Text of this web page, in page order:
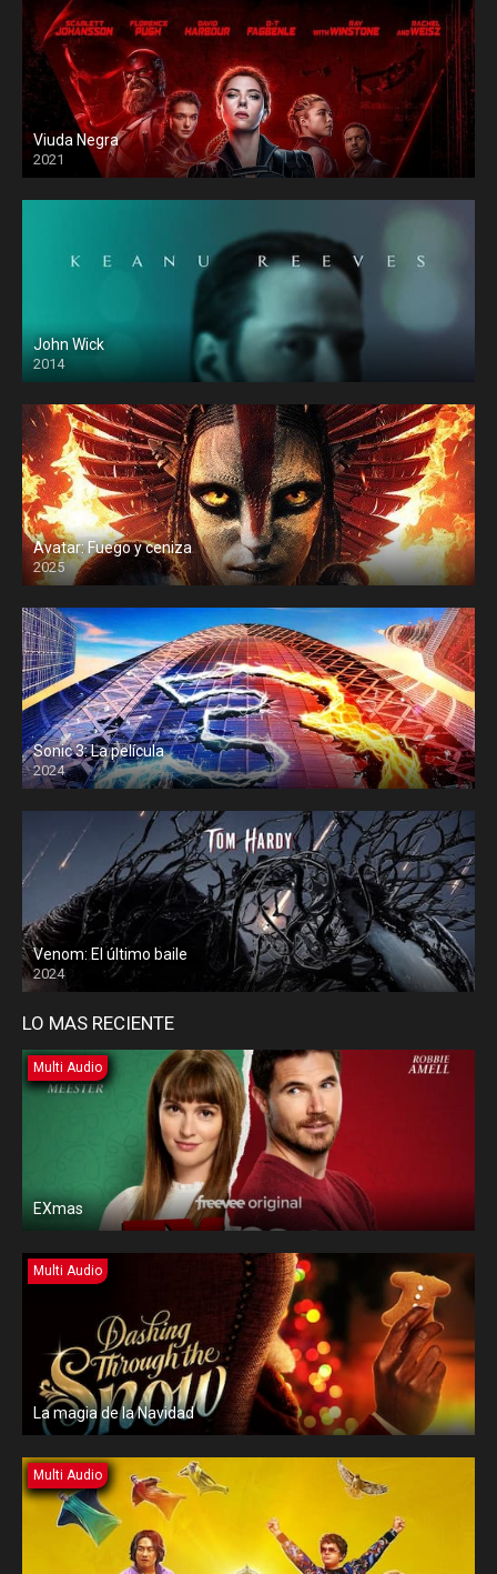
Viuda Negra
2021
John Wick
2014
Avatar: Fuego y ceniza
2025
Sonic 3: La película
2024
Venom: El último baile
2024
LO MAS RECIENTE
Multi Audio
EXmas
Multi Audio
La magia de la Navidad
Multi Audio